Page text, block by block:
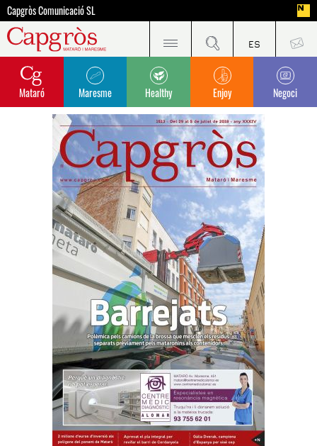
Capgròs Comunicació SL
Mataró Maresme Healthy Enjoy Negoci